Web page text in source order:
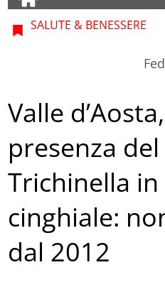
SALUTE & BENESSERE
Valle
presenza
Trichinella in
cinghiale:
dal 2012